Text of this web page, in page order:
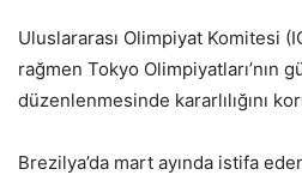
Uluslararası Olimpiyat Komitesi
rağmen Tokyo Olimpiyatları’nın
düzenlenmesinde kararlılığını
Brezilya’da mart ayında istifa